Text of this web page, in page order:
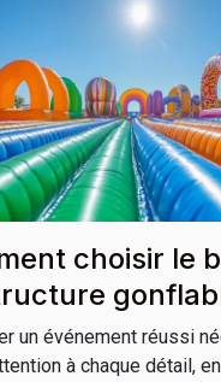
choisir le
événement ?
un événement réussi
à chaque détail,